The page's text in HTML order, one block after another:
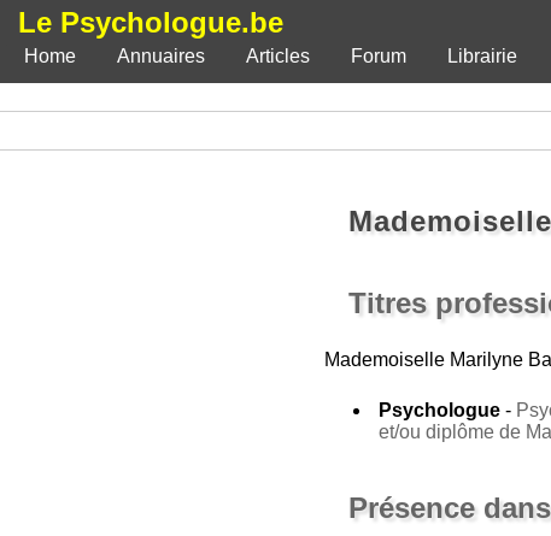
Le Psychologue.be
Home
Annuaires Articles Forum Librairie
Titres
Mademoiselle Marilyne
Psychologue-
et/ou diplôme de
Présence